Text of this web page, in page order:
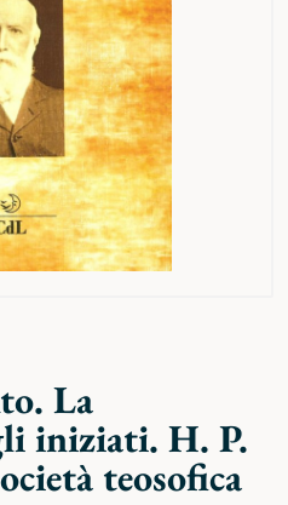
La
iniziati. H. P.
teosofica